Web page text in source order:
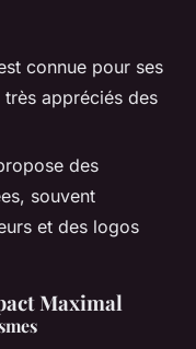
connue pour ses
appréciés des
des
souvent
et des logos
Maximal